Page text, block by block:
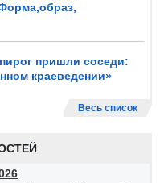
пришли соседи:
краеведении»
Весь список